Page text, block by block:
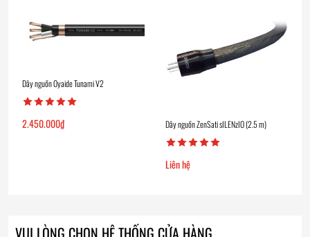
Dây nguồn Oyaide Tunami V2
2.450.000₫ Dây nguồn ZenSati sILENzIO (2.5 m)
Liên hệ